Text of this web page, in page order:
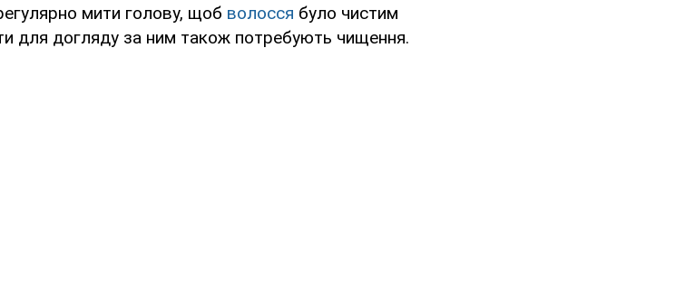
мити голову, щоб волосся було чистим
для догляду за ним також потребують чищення.